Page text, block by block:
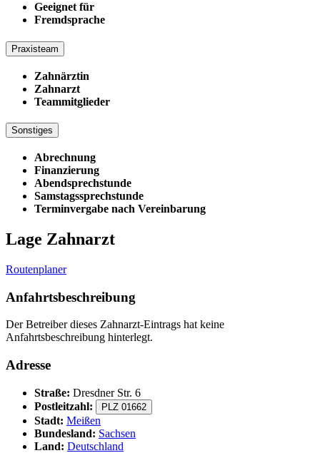
Geeignet für
Fremdsprache
Praxisteam
Zahnärztin
Zahnarzt
Teammitglieder
Sonstiges
Abrechnung
Finanzierung
Abendsprechstunde
Samstagssprechstunde
Terminvergabe nach Vereinbarung
Lage Zahnarzt
Routenplaner
Anfahrtsbeschreibung
Der Betreiber dieses Zahnarzt-Eintrags hat keine
Anfahrtsbeschreibung hinterlegt.
Adresse
Straße: Dresdner Str. 6
Postleitzahl:
PLZ 01662
Stadt: Meißen
Bundesland: Sachsen
Land: Deutschland